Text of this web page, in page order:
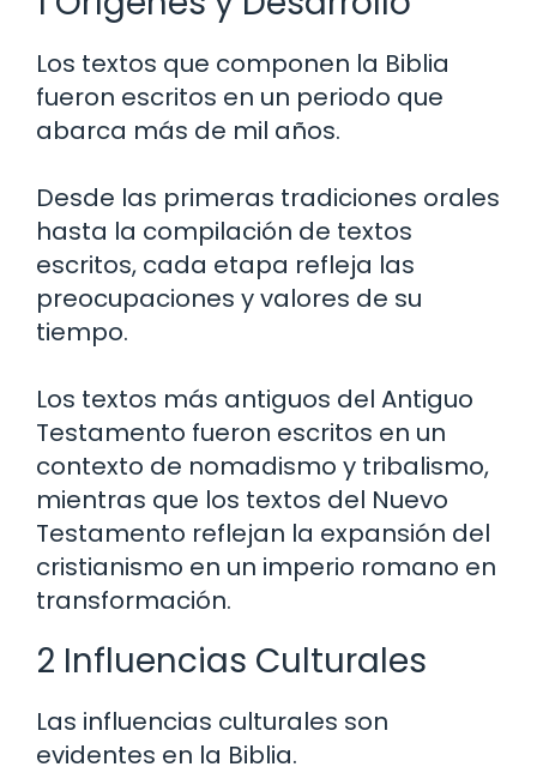
Los textos que componen la Biblia
fueron escritos en un periodo que
abarca más de mil años.
Desde las primeras tradiciones orales
hasta la compilación de textos
escritos, cada etapa refleja las
preocupaciones y valores de su
tiempo.
Los textos más antiguos del Antiguo
Testamento fueron escritos en un
contexto de nomadismo y tribalismo,
mientras que los textos del Nuevo
Testamento reflejan la expansión del
cristianismo en un imperio romano en
transformación.
2 Influencias Culturales
Las influencias culturales son
evidentes en la Biblia.